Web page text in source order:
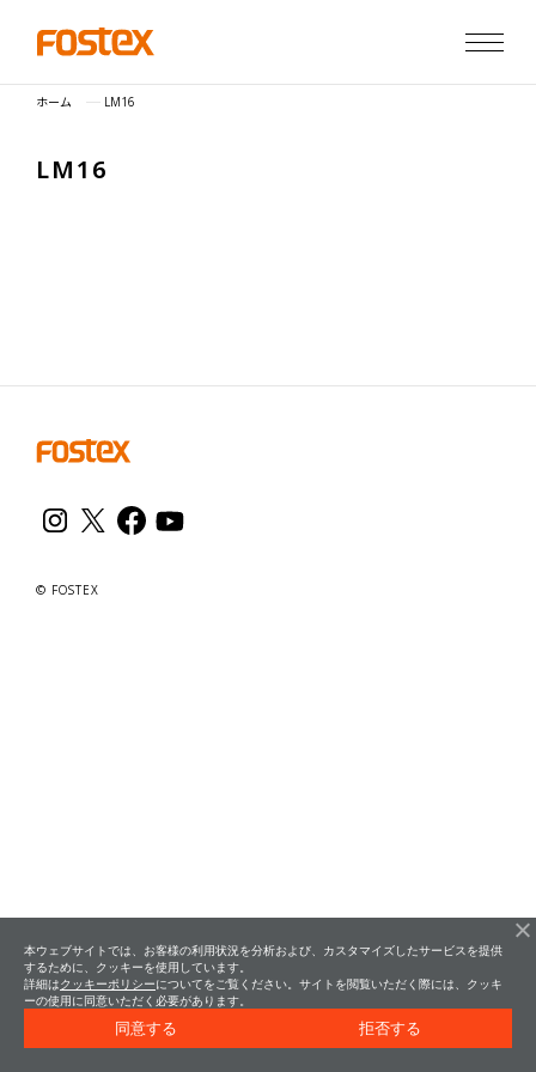
ホーム LM16
LM1 6
© FOSTEX
本ウェブサイトでは、お客様の利用状況を分析および、カスタマイズしたサービスを提供
するために、クッキーを使用しています。
詳細はクッキーポリシーについてをご覧ください。サイトを閲覧いただく際には、クッキ
ーの使用に同意いただく必要があります。
同意する 拒否する